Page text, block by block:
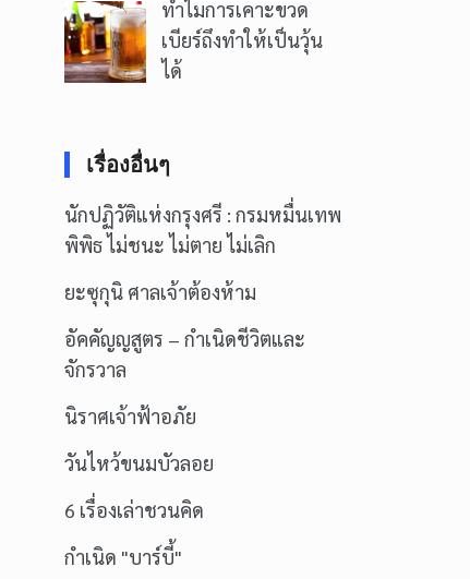
ทำไมการเคาะขวด
เบียร์ถึงทำให้เป็นวุ้น
ได้
เรื่องอื่นๆ
นักปฏิวัติแห่งกรุงศรี : กรมหมื่นเทพ
พิพิธ ไม่ชนะ ไม่ตาย ไม่เลิก
ยะซุกุนิ ศาลเจ้าต้องห้าม
อัคคัญญสูตร – กำเนิดชีวิตและ
จักรวาล
นิราศเจ้าฟ้าอภัย
วันไหว้ขนมบัวลอย
6 เรื่องเล่าชวนคิด
กำเนิด "บาร์บี้"